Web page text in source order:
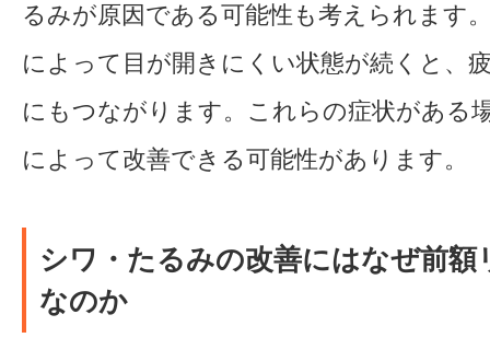
るみが原因である可能性も考えられます
によって目が開きにくい状態が続くと、
にもつながります。これらの症状がある
によって改善できる可能性があります。
シワ・たるみの改善にはなぜ前額
なのか